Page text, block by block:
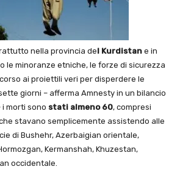
nella provincia del Kurdistan e in
le minoranze etniche, le forze di sicurezza
ai proiettili veri per disperdere le
giorni – afferma Amnesty in un bilancio
morti sono stati almeno 60, compresi
stavano semplicemente assistendo alle
di Bushehr, Azerbaigian orientale,
Kermanshah, Khuzestan,
occidentale.